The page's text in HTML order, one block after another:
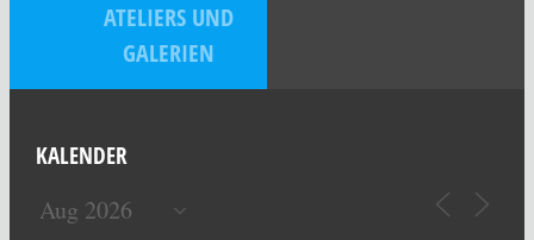
ATELIERS UND
GALERIEN
KALENDER